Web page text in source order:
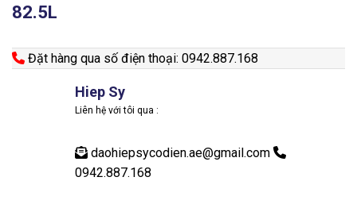
82.5L
Đặt hàng qua số điện thoại: 0942.887.168
Hiep Sy
Liên hệ với tôi qua :
daohiepsycodien.ae@gmail.com
0942.887.168